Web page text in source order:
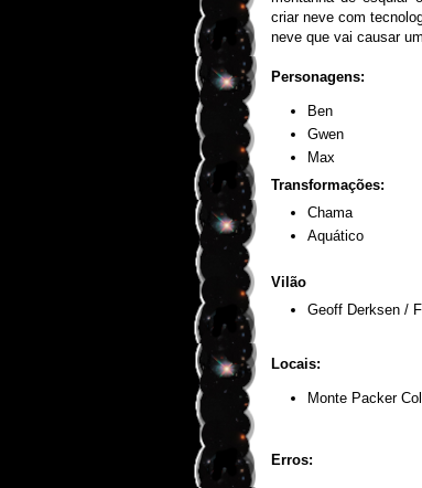
criar neve com
neve que vai causar
Personagens:
Ben
Gwen
Max
Transformações:
Chama
Aquático
Vilão
Geoff Derksen /
Locais:
Monte Packer
Erros: